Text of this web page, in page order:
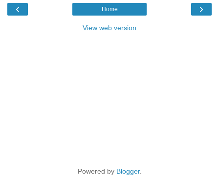
‹ ›
Home
View web version
Powered by Blogger.